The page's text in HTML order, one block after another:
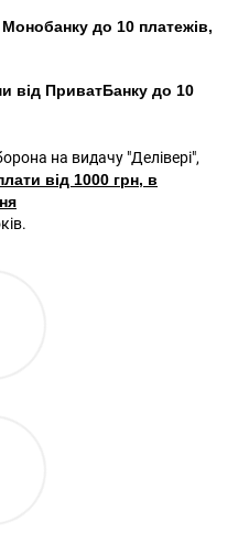
до 10 платежів,
ПриватБанку до 10
на видачу "Делівері",
від 1000 грн, в